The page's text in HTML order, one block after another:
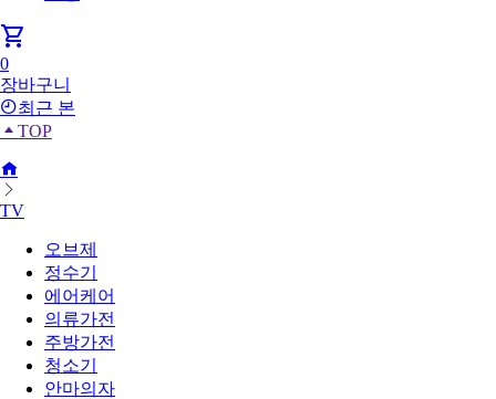
shopping_cart
0
장바구니
최근 본
TOP
TV
오브제
정수기
에어케어
의류가전
주방가전
청소기
안마의자